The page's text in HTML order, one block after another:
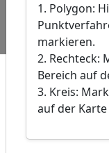
Beliebte
Abfragen:
1. Polygon:
markieren.
2. Rechteck:
Bereich auf
3. Kreis:
auf der Karte